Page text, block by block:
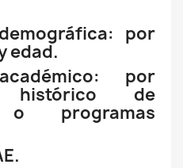
por
edad.
por
de
o programas